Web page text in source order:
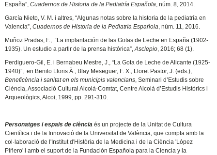
España”,Cuadernos de Historia de la Pediatría Española, núm. 8, 2014.
García Nieto, V. M. i altres, “Algunas notas sobre la historia de la pediatría en
Valencia”,Cuadernos de Historia de la Pediatría Española , núm. 11, 2016.
Muñoz Pradas, F., “La implantación de las Gotas de Leche en España (1902-
1935). Un estudio a partir de la prensa històrica”,Asclepio , 2016; 68 (1).
Perdiguero-Gil, E. i Bernabeu Mestre, J., “La Gota de Leche de Alicante (1925-
1940)”, en Benito Lloris À., Blay Meseguer, F. X., Lloret Pastor, J. (eds.),
Beneficència i sanitat en els municipis valencians , Seminari d’Estudis sobre
Ciència, Associació Cultural Alcoià-Comtat, Centre Alcoià d’Estudis Històrics i
Arqueològics, Alcoi, 1999, pp. 291-310.
Personatges i espais de ciència és un projecte de la Unitat de Cultura
Científica i de la Innovació de la Universitat de València, que compta amb la
col·laboració de l'Institut d'Història de la Medicina i de la Ciència 'López
Piñero' i amb el suport de la Fundación Española para la Ciencia y la